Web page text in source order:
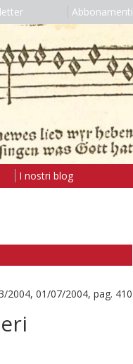
Abbonamenti
I nostri blog
2004, 01/07/2004, pag. 410